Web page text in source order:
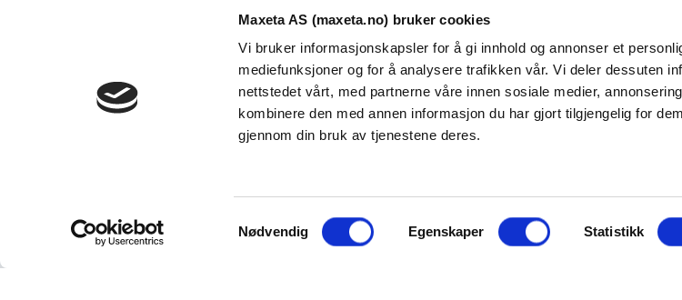
Maxeta AS (maxeta.no) bruker cookies
Vi bruker informasjonskapsler for å gi innhold og annonser et
mediefunksjoner og for å analysere trafikken vår. Vi deler dessuten
nettstedet vårt, med partnerne våre innen sosiale medier,
kombinere den med annen informasjon du har gjort tilgjengelig for
gjennom din bruk av tjenestene deres.
Nødvendig Egenskaper Statistikk
Maxeta AS har forsynt Norge med elektro-tekniske
© 2026 Maxeta AS. Alle rettigheter reservert.
Hovedkontor
Maxeta AS
Man - fre 0800 - 1600